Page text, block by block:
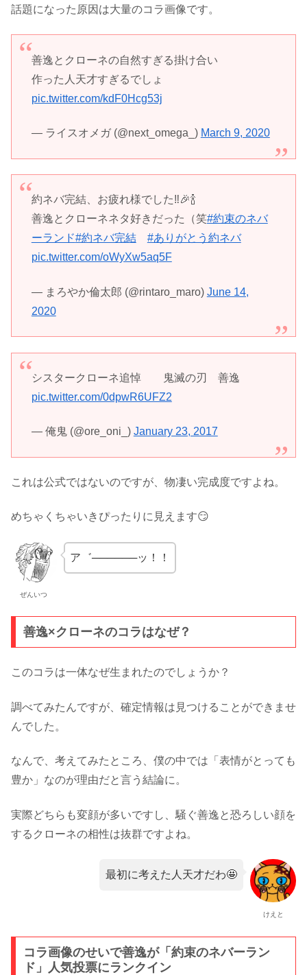
話題になった原因は大量のコラ画像です。
善逸とクローネの自然すぎる掛け合い
作った人天才すぎるでしょ
pic.twitter.com/kdF0Hcg53j
— ライスオメガ (@next_omega_) March 9, 2020
約ネバ完結、お疲れ様でした‼️🎉🍾
善逸とクローネネタ好きだった（笑#約束のネバ
ーランド#約ネバ完結
#ありがとう約ネバ
pic.twitter.com/oWyXw5aq5F
— まろやか倫太郎 (@rintaro_maro) June 14,
2020
シスタークローネ追悼 鬼滅の刃 善逸
pic.twitter.com/0dpwR6UFZ2
— 俺鬼 (@ore_oni_) January 23, 2017
これは公式ではないのですが、物凄い完成度ですよね。
めちゃくちゃいきぴったりに見えます😏
ぜんいつ
ア゛──────ッ！！
善逸×クローネのコラはなぜ？
このコラは一体なぜ生まれたのでしょうか？
調べてみたんですが、確定情報は見つけることができませ
んでした。
なんで、考えてみたところ、僕の中では「表情がとっても
豊か」なのが理由だと言う結論に。
実際どちらも変顔が多いですし、騒ぐ善逸と恐ろしい顔を
するクローネの相性は抜群ですよね。
けえと
最初に考えた人天才だわ🤩
コラ画像のせいで善逸が「約束のネバーラン
ド」人気投票にランクイン